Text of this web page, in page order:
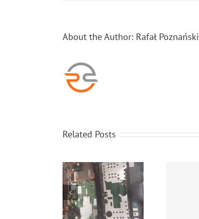
About the Author: Rafał Poznański
Related Posts
Wymiana matrycy w
laptopie Rafcom
Katowice